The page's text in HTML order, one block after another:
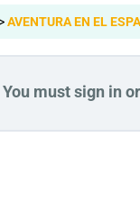
AVENTURA EN EL
You must sign in